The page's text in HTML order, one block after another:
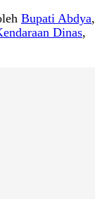
Bupati Abdya,
Dinas,